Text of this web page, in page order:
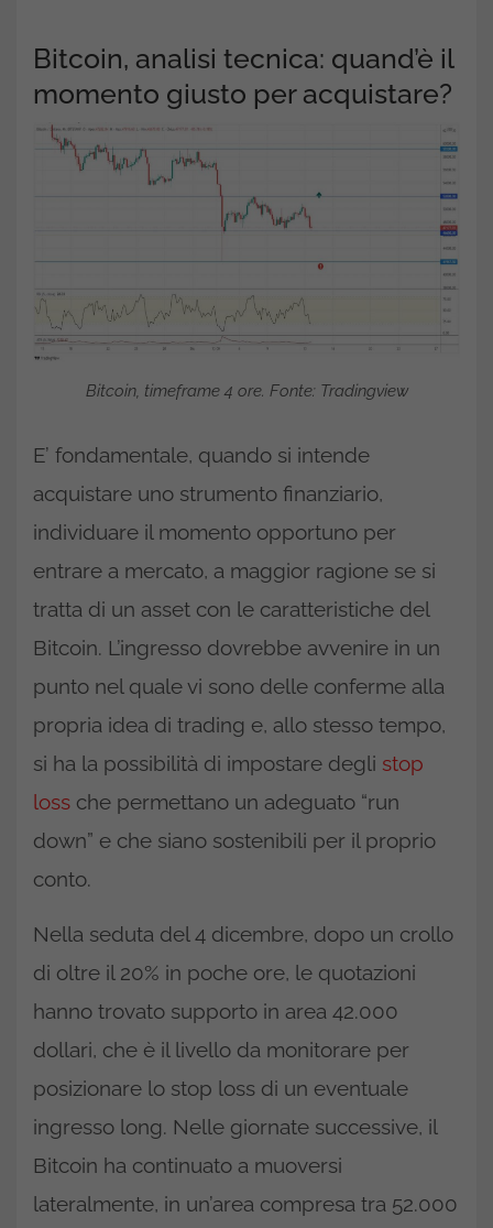
Bitcoin, analisi tecnica: quand’è il
momento giusto per acquistare?
Bitcoin, timeframe 4 ore. Fonte: Tradingview
E’ fondamentale, quando si intende
acquistare uno strumento finanziario,
individuare il momento opportuno per
entrare a mercato, a maggior ragione se si
tratta di un asset con le caratteristiche del
Bitcoin. L’ingresso dovrebbe avvenire in un
punto nel quale vi sono delle conferme alla
propria idea di trading e, allo stesso tempo,
si ha la possibilità di impostare degli stop
loss che permettano un adeguato “run
down” e che siano sostenibili per il proprio
conto.
Nella seduta del 4 dicembre, dopo un crollo
di oltre il 20% in poche ore, le quotazioni
hanno trovato supporto in area 42.000
dollari, che è il livello da monitorare per
posizionare lo stop loss di un eventuale
ingresso long. Nelle giornate successive, il
Bitcoin ha continuato a muoversi
lateralmente, in un’area compresa tra 52.000